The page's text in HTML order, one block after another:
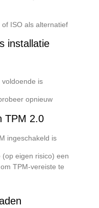
ISO als alternatief
installatie
is
opnieuw
TPM 2.0
ingeschakeld is
eigen risico) een
TPM-vereiste te